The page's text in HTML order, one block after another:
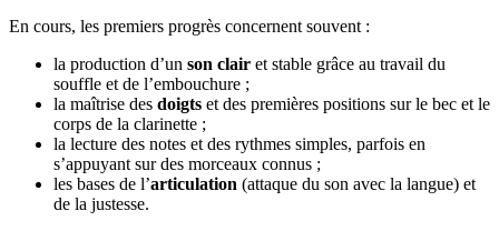
En cours, les premiers progrès concernent souvent :
la production d’un son clair et stable grâce au travail du
souffle et de l’embouchure ;
la maîtrise des doigts et des premières positions sur le bec et le
corps de la clarinette ;
la lecture des notes et des rythmes simples, parfois en
s’appuyant sur des morceaux connus ;
les bases de l’articulation (attaque du son avec la langue) et
de la justesse.